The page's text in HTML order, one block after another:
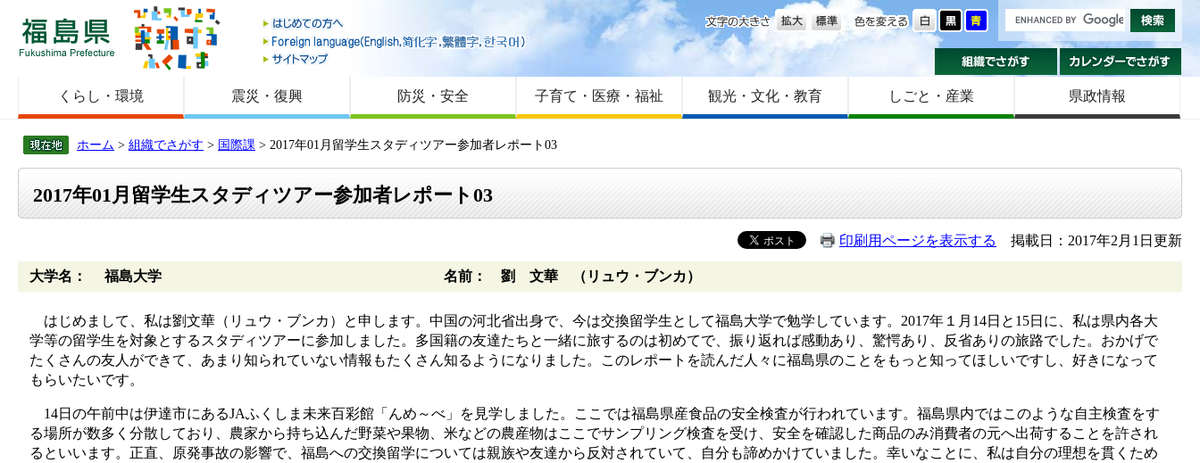
福島県
はじめての方へ
Foreign language
サイトマップ
色を変える
文字の大きさ
組織でさがす
くらし・環境 震災・復興 防災・安全 子育て・医療・福祉 観光・文化・教育 しごと・産業 県政情報
ホーム > 組織でさがす > 国際課 > 2017年01月留学生スタディツアー参加者レポート03
2017年01月留学生スタディツアー参加者レポート03
印刷用ページを表示する 掲載日：2017年2月1日更新
大学名： 福島大学 名前： 劉 文華 （リュウ・ブンカ）
はじめまして、私は劉文華（リュウ・ブンカ）と申します。中国の河北省出身で、今は交換留学生として福島大学で勉学しています。2017年１月14日と15日に、私は県内各大
学等の留学生を対象とするスタディツアーに参加しました。多国籍の友達たちと一緒に旅するのは初めてで、振り返れば感動あり、驚愕あり、反省ありの旅路でした。おかげで
たくさんの友人ができて、あまり知られていない情報もたくさん知るようになりました。このレポートを読んだ人々に福島県のことをもっと知ってほしいですし、好きになって
もらいたいです。
14日の午前中は伊達市にあるJAふくしま未来百彩館「んめ～べ」を見学しました。ここでは福島県産食品の安全検査が行われています。福島県内ではこのような自主検査をす
る場所が数多く分散しており、農家から持ち込んだ野菜や果物、米などの農産物はここでサンプリング検査を受け、安全を確認した商品のみ消費者の元へ出荷することを許され
るといいます。正直、原発事故の影響で、福島への交換留学については親族や友達から反対されていて、自分も諦めかけていました。幸いなことに、私は自分の理想を貫くため